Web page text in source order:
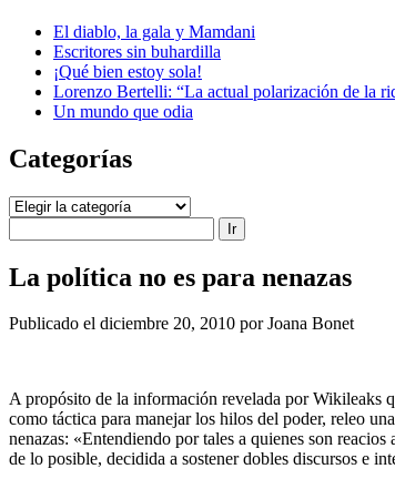
El diablo, la gala y Mamdani
Escritores sin buhardilla
¡Qué bien estoy sola!
Lorenzo Bertelli: “La actual polarización de la
Un mundo que odia
Categorías
Categorías
La política no es para nenazas
Publicado el diciembre 20, 2010 por Joana Bonet
A propósito de la información revelada por Wikileaks
como táctica para manejar los hilos del poder, releo
nenazas: «Entendiendo por tales a quienes son
de lo posible, decidida a sostener dobles discursos e